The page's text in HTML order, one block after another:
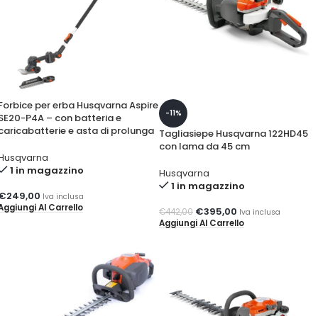
per erba Husqvarna Aspire
P4A – con batteria e
e asta di prolunga
1 in magazzino
249,00 Iva inclusa
Al Carrello
-11%
Tagliasiepe Husqvarna 122HD45
con lama da 45 cm
Husqvarna
1 in magazzino
€442,00 €395,00 Iva inclusa
Aggiungi Al Carrello